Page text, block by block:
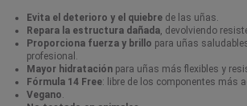
Evita el deterioro y el quiebre de las uñas.
Repara la estructura dañada, devolviendo
Proporciona fuerza y brillo para uñas
profesional.
Mayor hidratación para uñas más flexibles y
Fórmula 14 Free: libre de los componentes más
Vegano.